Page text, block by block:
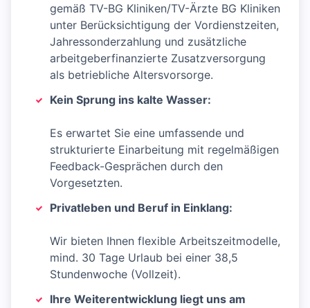
gemäß TV-BG Kliniken/TV-Ärzte BG Kliniken
unter Berücksichtigung der Vordienstzeiten,
Jahressonderzahlung und zusätzliche
arbeitgeberfinanzierte Zusatzversorgung
als betriebliche Altersvorsorge.
Kein Sprung ins kalte Wasser:
Es erwartet Sie eine umfassende und
strukturierte Einarbeitung mit regelmäßigen
Feedback-Gesprächen durch den
Vorgesetzten.
Privatleben und Beruf in Einklang:
Wir bieten Ihnen flexible Arbeitszeitmodelle,
mind. 30 Tage Urlaub bei einer 38,5
Stundenwoche (Vollzeit).
Ihre Weiterentwicklung liegt uns am